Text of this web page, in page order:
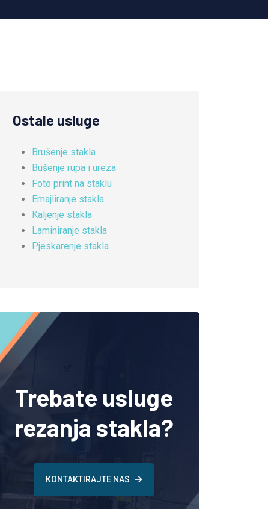
Ostale usluge
Brušenje stakla
Bušenje rupa i ureza
Foto print na staklu
Emajliranje stakla
Kaljenje stakla
Laminiranje stakla
Pjeskarenje stakla
Trebate usluge
rezanja stakla?
KONTAKTIRAJTE NAS